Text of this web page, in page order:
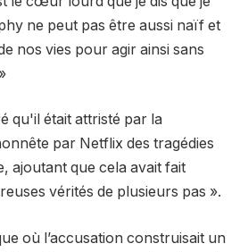
ne peut pas être aussi naïf et
nos vies pour agir ainsi sans
qu'il était attristé par la
par Netflix des tragédies
ajoutant que cela avait fait
vérités de plusieurs pas ».
où l’accusation construisait un